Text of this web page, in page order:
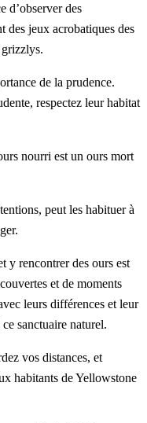
d’observer des
des jeux acrobatiques des
grizzlys.
de la prudence.
respectez leur habitat
nourri est un ours mort
peut les habituer à
y rencontrer des ours est
et de moments
leurs différences et leur
sanctuaire naturel.
vos distances, et
habitants de Yellowstone